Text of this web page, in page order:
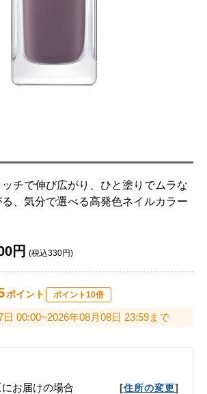
チで伸び広がり、ひと塗りでムラな
、気分で選べる高発色ネイルカラー
円 (税込330円)
ポイント ポイント10倍
日 00:00~2026年08月08日 23:59まで
にお届けの場合 [住所の変更]